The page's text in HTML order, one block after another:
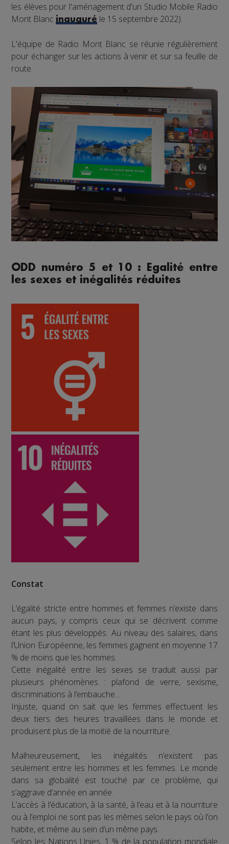
les élèves pour l'aménagement d'un Studio Mobile Radio
Mont Blancinauguré le 15 septembre 2022).
L'équipe de Radio Mont Blanc se réunie régulièrement
pour échanger sur les actions à venir et sur sa feuille de
route.
ODD numéro 5 et 10 : Egalité entre
les sexes et inégalités réduites
Constat
L’égalité stricte entre hommes et femmes n’existe dans
aucun pays, y compris ceux qui se décrivent comme
étant les plus développés. Au niveau des salaires, dans
l’Union Européenne, les femmes gagnent en moyenne 17
% de moins que les hommes.
Cette inégalité entre les sexes se traduit aussi par
plusieurs phénomènes : plafond de verre, sexisme,
discriminations à l’embauche…
Injuste, quand on sait que les femmes effectuent les
deux tiers des heures travaillées dans le monde et
produisent plus de la moitié de la nourriture.
Malheureusement, les inégalités n’existent pas
seulement entre les hommes et les femmes. Le monde
dans sa globalité est touché par ce problème, qui
s’aggrave d’année en année.
L’accès à l’éducation, à la santé, à l’eau et à la nourriture
ou à l’emploi ne sont pas les mêmes selon le pays où l’on
habite, et même au sein d’un même pays.
Selon les Nations Unies, 1 % de la population mondiale